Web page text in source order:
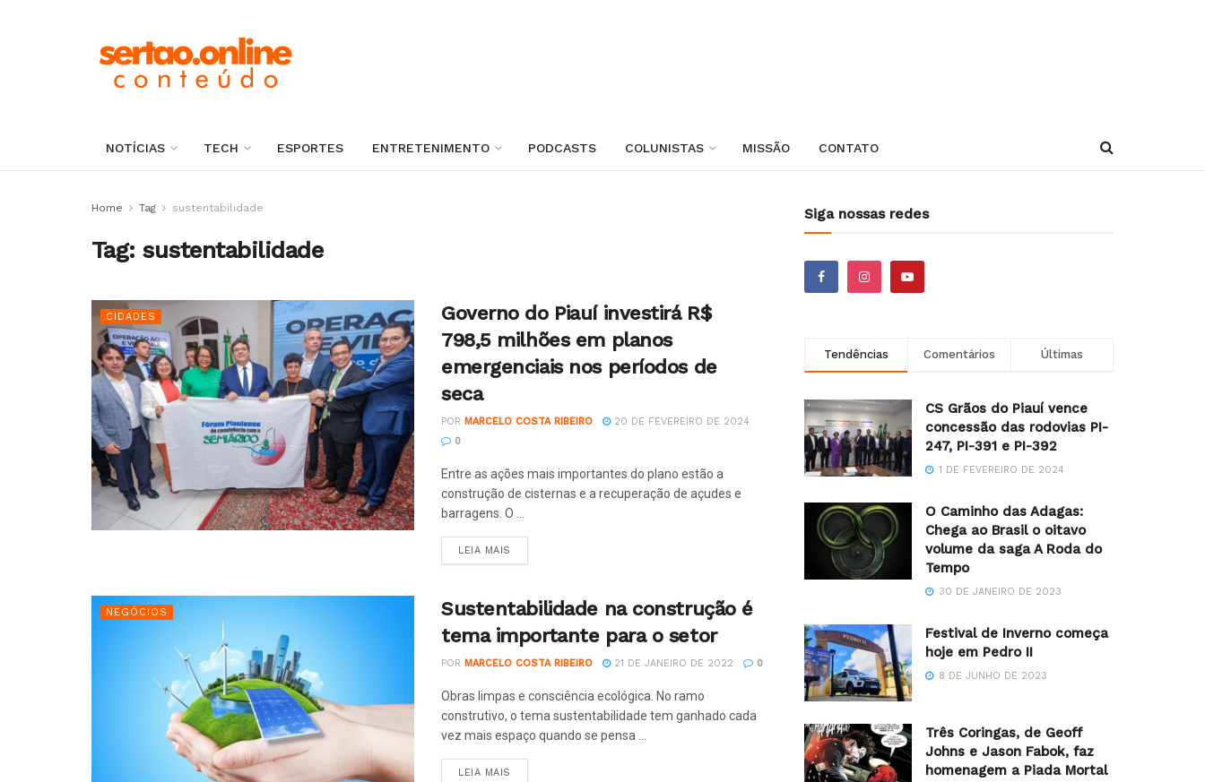
NOTÍCIAS TECH ESPORTES ENTRETENIMENTO PODCASTS COLUNISTAS MISSÃO CONTATO
Home Tag sustentabilidade
Tag: sustentabilidade
CIDADES
Governo do Piauí investirá R$
798,5 milhões em planos
emergenciais nos períodos de
seca
POR MARCELO COSTA RIBEIRO
20 DE FEVEREIRO DE 2024
0
Entre as ações mais importantes do plano estão a
construção de cisternas e a recuperação de açudes e
barragens. O ...
LEIA MAIS
NEGÓCIOS
Sustentabilidade na construção é
tema importante para o setor
POR MARCELO COSTA RIBEIRO 21 DE JANEIRO DE 2022 0
Obras limpas e consciência ecológica. No ramo
construtivo, o tema sustentabilidade tem ganhado cada
vez mais espaço quando se pensa ...
LEIA MAIS
Siga nossas redes
Tendências Comentários Últimas
CS Grãos do Piauí vence
concessão das rodovias PI-
247, PI-391 e PI-392
1 DE FEVEREIRO DE 2024
O Caminho das Adagas:
Chega ao Brasil o oitavo
volume da saga A Roda do
Tempo
30 DE JANEIRO DE 2023
Festival de Inverno começa
hoje em Pedro II
8 DE JUNHO DE 2023
Três Coringas, de Geoff
Johns e Jason Fabok, faz
homenagem a Piada Mortal